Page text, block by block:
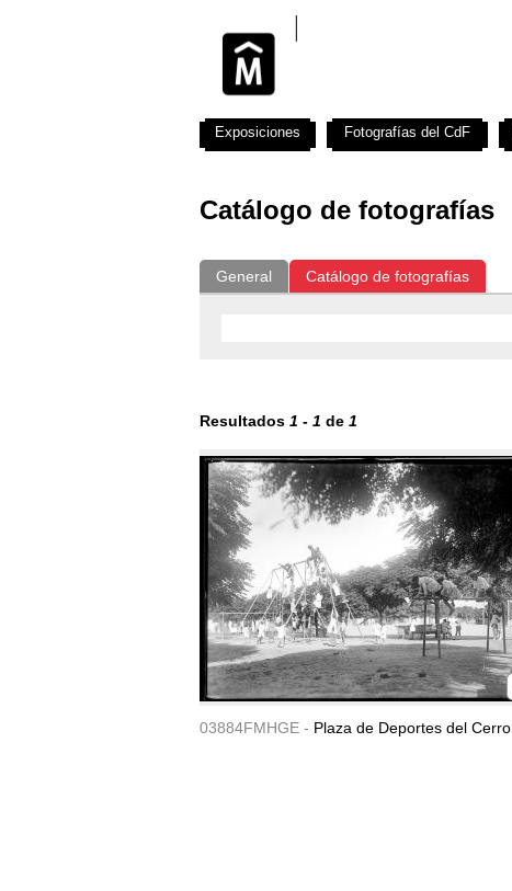
Catálogo de fotografías
General Catálogo de fotografías
Resultados 1 - 1 de 1
03884FMHGE - Plaza de Deportes del Cerro.
Exposiciones Fotografías del CdF